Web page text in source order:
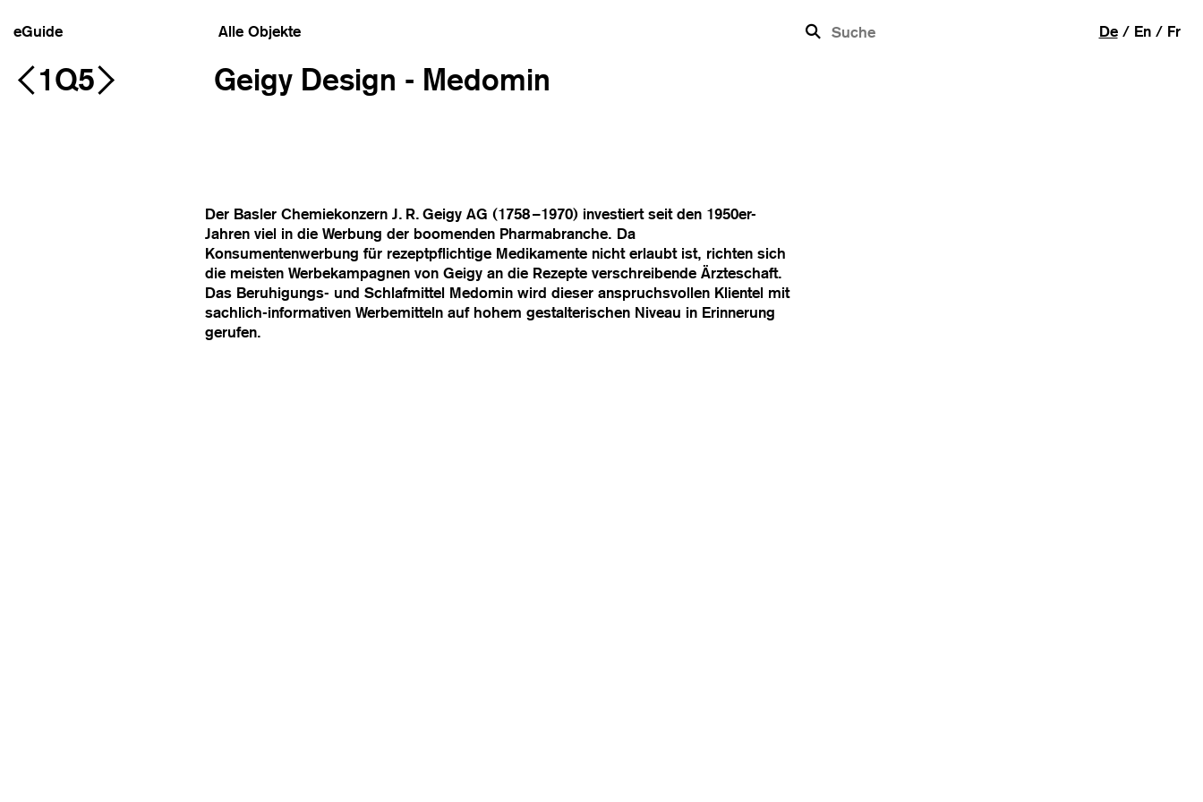
eGuide b
Alle Objekte De En Fr
1Q5 Geigy Design - Medomin
Der Basler Chemiekonzern J. R. Geigy AG (1758 –1970) investiert seit den 1950er-
Jahren viel in die Werbung der boomenden Pharmabranche. Da
Konsumentenwerbung für rezeptpflichtige Medikamente nicht erlaubt ist, richten sich
die meisten Werbekampagnen von Geigy an die Rezepte verschreibende Ärzteschaft.
Das Beruhigungs- und Schlafmittel Medomin wird dieser anspruchsvollen Klientel mit
sachlich-informativen Werbemitteln auf hohem gestalterischen Niveau in Erinnerung
gerufen.